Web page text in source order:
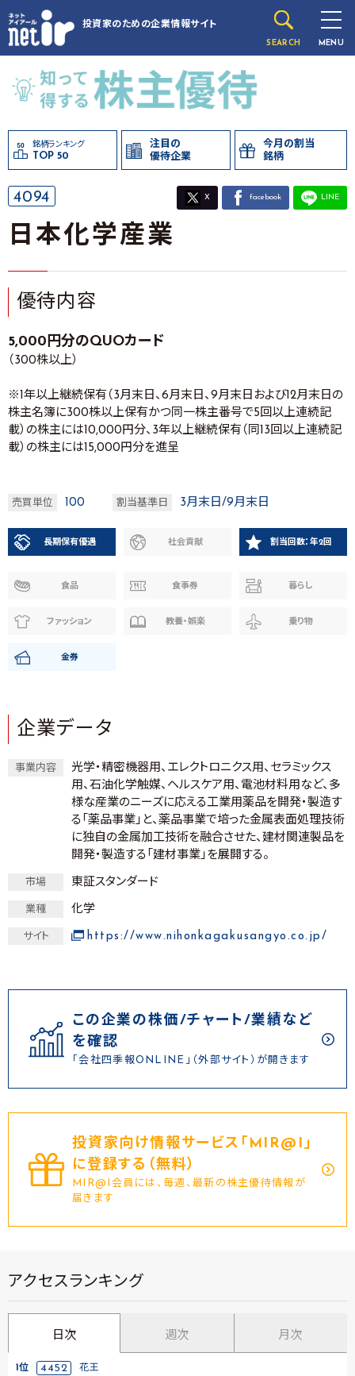
投資家のための企業情報サイト
SEARCH MENU
銘柄ランキング
TOP 50
注目の
優待企業
今月の割当
銘柄
4094 X facebook LINE
日本化学産業
優待内容
5,000円分のQUOカード
（300株以上）
※1年以上継続保有（3月末日、6月末日、9月末日および12月末日の
株主名簿に300株以上保有かつ同一株主番号で5回以上連続記
載）の株主には10,000円分、3年以上継続保有（同13回以上連続記
載）の株主には15,000円分を進呈
売買単位 100 割当基準日 3月末日/9月末日
長期保有優遇 社会貢献 割当回数：年2回
食品 食事券 暮らし
ファッション 教養・娯楽 乗り物
金券
企業データ
事業内容
光学・精密機器用、エレクトロニクス用、セラミックス
用、石油化学触媒、ヘルスケア用、電池材料用など、多
様な産業のニーズに応える工業用薬品を開発・製造す
る「薬品事業」と、薬品事業で培った金属表面処理技術
に独自の金属加工技術を融合させた、建材関連製品を
開発・製造する「建材事業」を展開する。
市場 東証スタンダード
業種 化学
サイト https://www.nihonkagakusangyo.co.jp/
この企業の株価/チャート/業績など
を確認
「会社四季報ONLINE」（外部サイト）が開きます
投資家向け情報サービス｢MIR@I｣
に登録する（無料）
MIR@I会員には、毎週、最新の株主優待情報が
届きます
アクセスランキング
日次 週次 月次
1位 4452 花王